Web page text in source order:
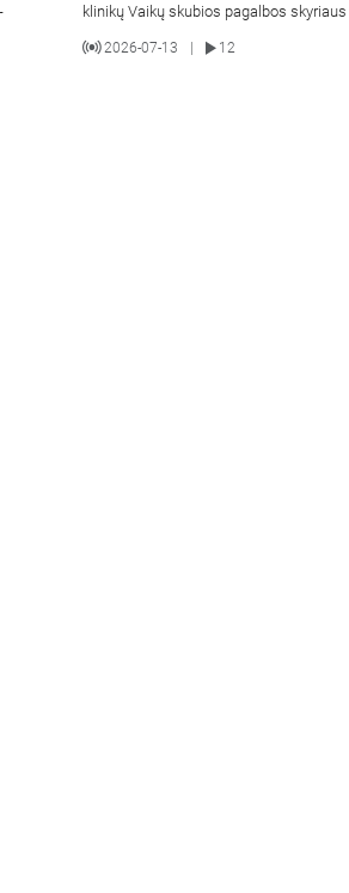
klinikų Vaikų skubios pagalbos skyriaus
2026-07-13 12